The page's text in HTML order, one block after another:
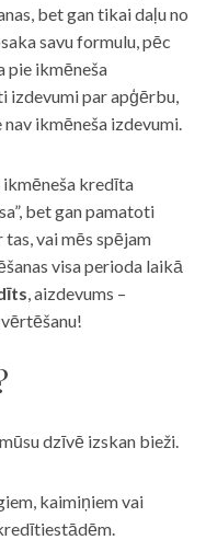
bet gan tikai daļu no
savu formulu, pēc
pie ikmēneša
izdevumi par apģērbu,
ikmēneša izdevumi.
ikmēneša kredīta
bet gan pamatoti
vai mēs spējam
visa perioda laikā
, aizdevums –
dzīvē izskan bieži.
kaimiņiem vai